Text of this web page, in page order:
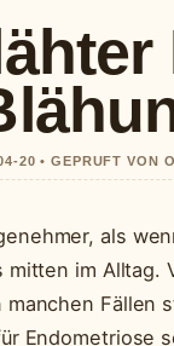
20 • GEPRUFT VON
als
mitten im Alltag.
Fällen
Endometriose